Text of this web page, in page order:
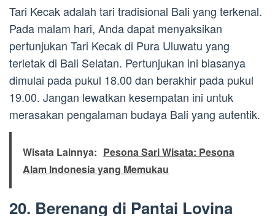
Tari Kecak adalah tari tradisional Bali yang terkenal.
Pada malam hari, Anda dapat menyaksikan
pertunjukan Tari Kecak di Pura Uluwatu yang
terletak di Bali Selatan. Pertunjukan ini biasanya
dimulai pada pukul 18.00 dan berakhir pada pukul
19.00. Jangan lewatkan kesempatan ini untuk
merasakan pengalaman budaya Bali yang autentik.
Wisata Lainnya: Pesona Sari Wisata: Pesona
Alam Indonesia yang Memukau
20. Berenang di Pantai Lovina